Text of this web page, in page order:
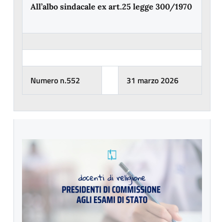
All’albo sindacale ex art.25 legge 300/1970
Numero n.552 31 marzo 2026